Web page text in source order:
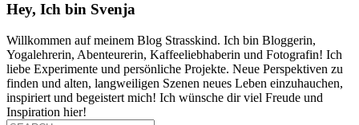
Hey, Ich bin Svenja
Willkommen auf meinem Blog Strasskind. Ich bin Bloggerin,
Yogalehrerin, Abenteurerin, Kaffeeliebhaberin und Fotografin! Ich
liebe Experimente und persönliche Projekte. Neue Perspektiven zu
finden und alten, langweiligen Szenen neues Leben einzuhauchen,
inspiriert und begeistert mich! Ich wünsche dir viel Freude und
Inspiration hier!